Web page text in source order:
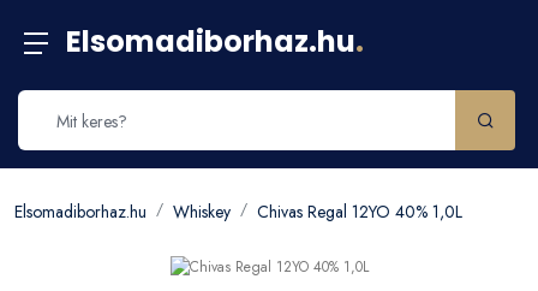
Elsomadiborhaz.hu.
Elsomadiborhaz.hu Whiskey Chivas Regal 12YO 40% 1,0L